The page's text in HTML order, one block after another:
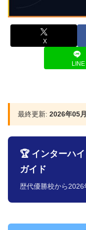
X
LINE
最終更新: 2026年05
🏆 インターハ
ガイド
歴代優勝校から